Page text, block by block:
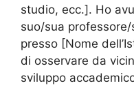
studio, ecc.]. Ho
suo/sua
presso [Nome
di osservare da
sviluppo